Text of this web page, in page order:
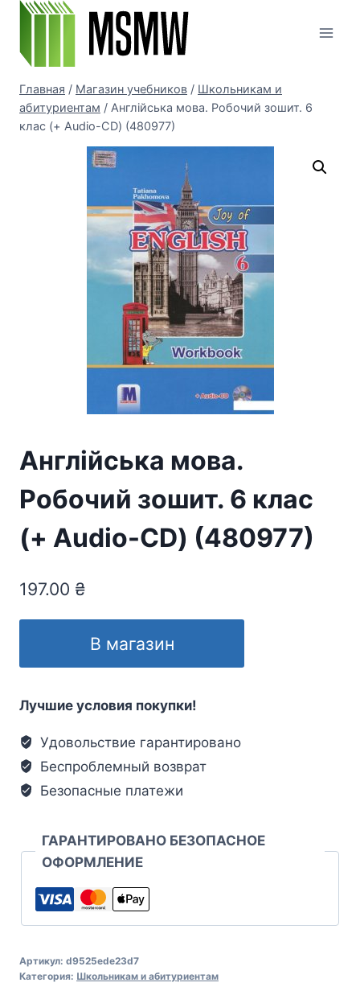
Перейти
содержимому
Главная / Магазин учебников / Школьникам и
абитуриентам / Англійська мова. Робочий зошит. 6
клас (+ Audio-CD) (480977)
Англійська мова.
Робочий зошит. 6 клас
(+ Audio-CD) (480977)
197.00 ₴
В магазин
Лучшие условия покупки!
Удовольствие гарантировано
Беспроблемный возврат
Безопасные платежи
ГАРАНТИРОВАНО БЕЗОПАСНОЕ
ОФОРМЛЕНИЕ
Артикул: d9525ede23d7
Категория: Школьникам и абитуриентам